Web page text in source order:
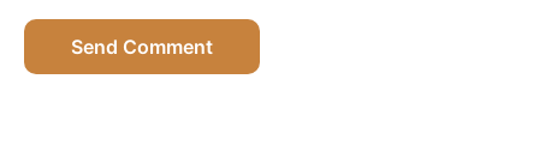
Send Comment